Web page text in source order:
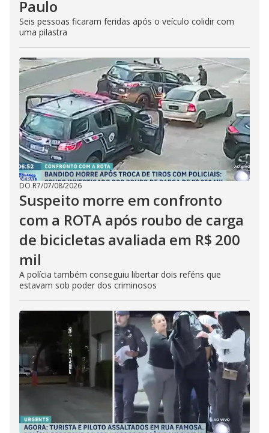
Paulo
Seis pessoas ficaram feridas após o veículo colidir com
uma pilastra
DO R7/07/08/2026
Suspeito morre em confronto
com a ROTA após roubo de carga
de bicicletas avaliada em R$ 200
mil
A polícia também conseguiu libertar dois reféns que
estavam sob poder dos criminosos